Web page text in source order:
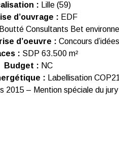
: Lille (59)
d’ouvrage : EDF
Consultants Bet
d’oeuvre : Concours d’idées
: SDP 63.500 m²
Budget : NC
: Labellisation
2015 – Mention spéciale du jury